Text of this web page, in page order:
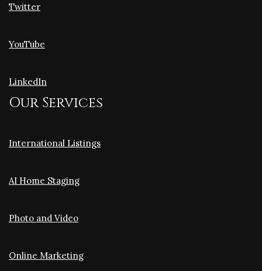
Twitter
YouTube
LinkedIn
Our Services
International Listings
AI Home Staging
Photo and Video
Online Marketing